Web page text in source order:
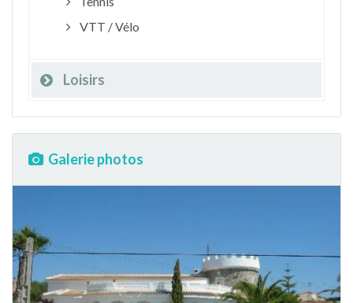
VTT / Vélo
Loisirs
Galerie photos